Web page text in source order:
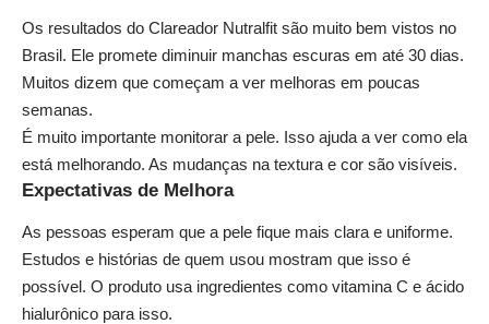
Os resultados do Clareador Nutralfit são muito bem vistos no
Brasil. Ele promete diminuir manchas escuras em até 30 dias.
Muitos dizem que começam a ver melhoras em poucas
semanas.
É muito importante monitorar a pele. Isso ajuda a ver como ela
está melhorando. As mudanças na textura e cor são visíveis.
Expectativas de Melhora
As pessoas esperam que a pele fique mais clara e uniforme.
Estudos e histórias de quem usou mostram que isso é
possível. O produto usa ingredientes como vitamina C e ácido
hialurônico para isso.